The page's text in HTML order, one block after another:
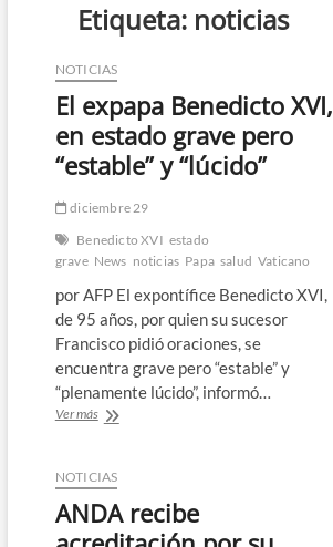
Etiqueta: noticias
NOTICIAS
El expapa Benedicto XVI,
en estado grave pero
“estable” y “lúcido”
diciembre 29
Benedicto XVI estado
grave News noticias Papa salud Vaticano
por AFP El expontífice Benedicto XVI,
de 95 años, por quien su sucesor
Francisco pidió oraciones, se
encuentra grave pero “estable” y
“plenamente lúcido”, informó…
Ver másEl
XVI,
en
estado
grave
NOTICIAS
ANDA recibe